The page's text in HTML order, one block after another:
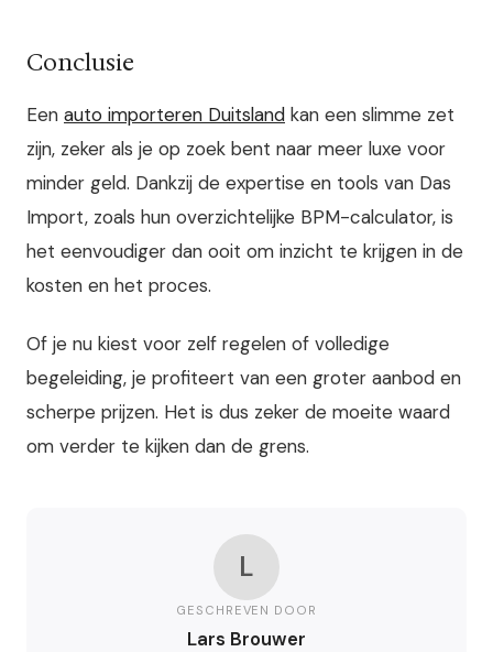
Conclusie
Een auto importeren Duitsland kan een slimme zet
zijn, zeker als je op zoek bent naar meer luxe voor
minder geld. Dankzij de expertise en tools van Das
Import, zoals hun overzichtelijke BPM-calculator, is
het eenvoudiger dan ooit om inzicht te krijgen in de
kosten en het proces.
Of je nu kiest voor zelf regelen of volledige
begeleiding, je profiteert van een groter aanbod en
scherpe prijzen. Het is dus zeker de moeite waard
om verder te kijken dan de grens.
L
GESCHREVEN DOOR
Lars Brouwer